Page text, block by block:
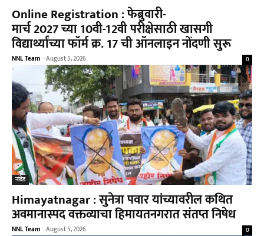
Online Registration : फेब्रुवारी-
मार्च 2027 च्या 10वी-12वी परीक्षेसाठी खासगी
विद्यार्थ्यांच्या फॉर्म क्र. 17 ची ऑनलाइन नोंदणी सुरू
NNL Team -August 5, 2026 0
नांदेड
Himayatnagar : सुनेत्रा पवार यांच्यावरील कथित
अवमानास्पद वक्तव्याचा हिमायतनगरात संतप्त निषेध
NNL Team -August 5, 2026 0